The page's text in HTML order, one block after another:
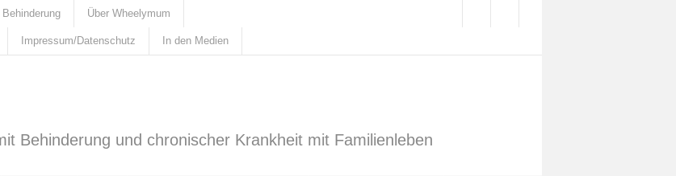
Über Wheelymum
Impressum/Datenschutz In den Medien
Behinderung und chronischer Krankheit mit Familienleben